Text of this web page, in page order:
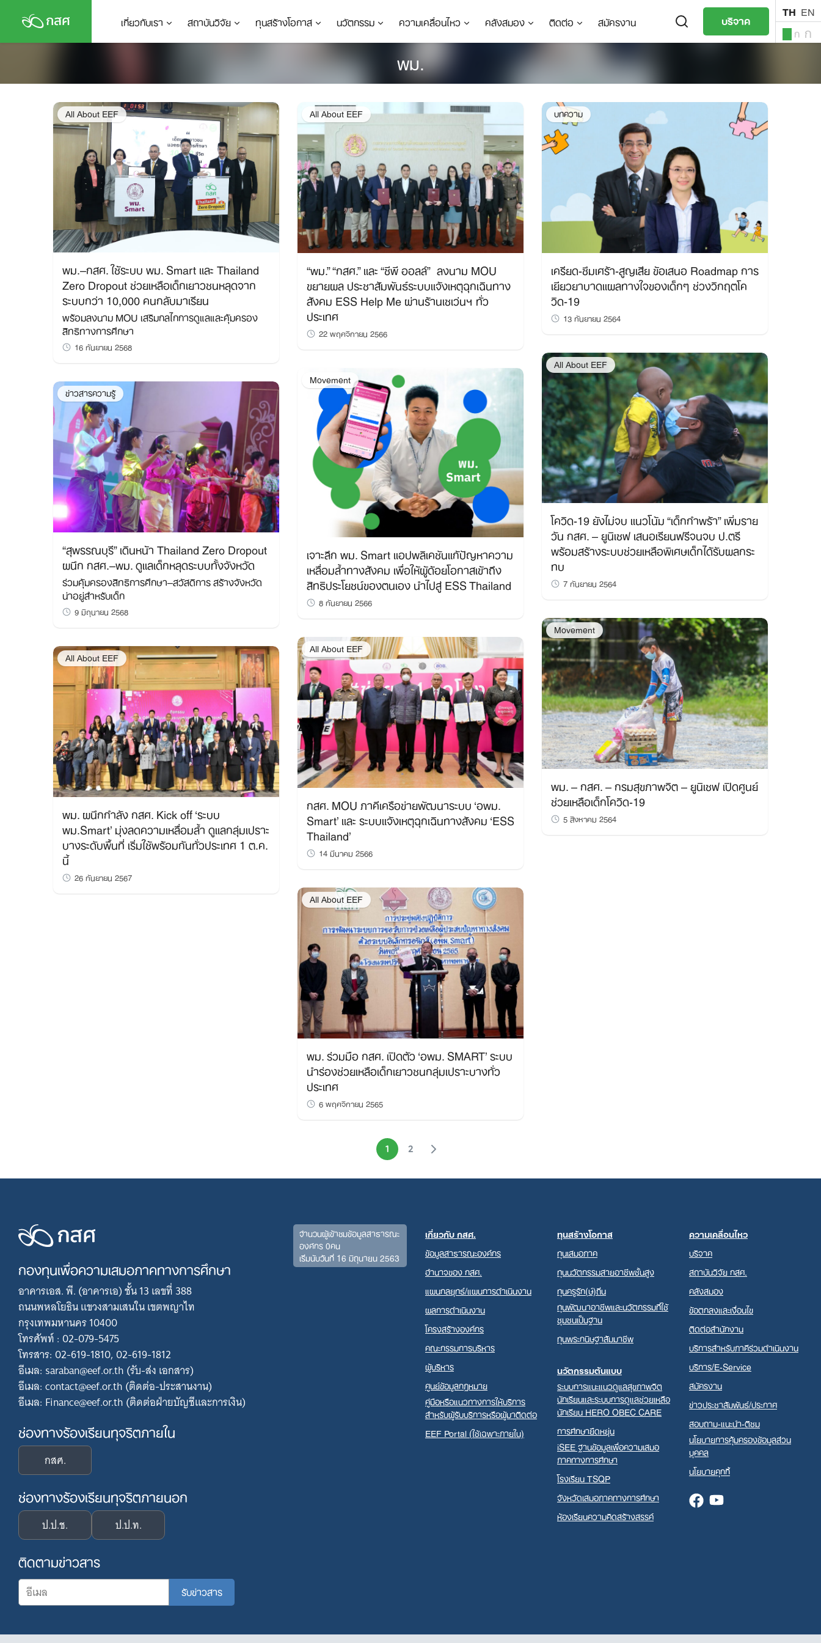
content
เกี่ยวกับเรา สถาบันวิจัย ทุนสร้างโอกาส นวัตกรรม ความเคลื่อนไหว คลังสมอง ติดต่อ สมัครงาน บริจาค TH EN
ก ก
Search
for:
พม.
All About EEF
พม.–กสศ. ใช้ระบบ พม. Smart และ Thailand
Zero Dropout ช่วยเหลือเด็กเยาวชนหลุดจาก
ระบบกว่า 10,000 คนกลับมาเรียน
พร้อมลงนาม MOU เสริมกลไกการดูแลและคุ้มครอง
สิทธิทางการศึกษา
16 กันยายน 2568
ข่าวสารความรู้
“สุพรรณบุรี” เดินหน้า Thailand Zero Dropout
ผนึก กสศ.–พม. ดูแลเด็กหลุดระบบทั้งจังหวัด
ร่วมคุ้มครองสิทธิการศึกษา–สวัสดิการ สร้างจังหวัด
น่าอยู่สำหรับเด็ก
9 มิถุนายน 2568
All About EEF
พม. ผนึกกำลัง กสศ. Kick off ‘ระบบ
พม.Smart’ มุ่งลดความเหลื่อมล้ำ ดูแลกลุ่มเปราะ
บางระดับพื้นที่ เริ่มใช้พร้อมกันทั่วประเทศ 1 ต.ค.
นี้
26 กันยายน 2567
All About EEF
“พม.” “กสศ.” และ “ซีพี ออลล์” ลงนาม MOU
ขยายผล ประชาสัมพันธ์ระบบแจ้งเหตุฉุกเฉินทาง
สังคม ESS Help Me ผ่านร้านเซเว่นฯ ทั่ว
ประเทศ
22 พฤศจิกายน 2566
Movement
เจาะลึก พม. Smart แอปพลิเคชันแก้ปัญหาความ
เหลื่อมล้ำทางสังคม เพื่อให้ผู้ด้อยโอกาสเข้าถึง
สิทธิประโยชน์ของตนเอง นำไปสู่ ESS Thailand
8 กันยายน 2566
All About EEF
กสศ. MOU ภาคีเครือข่ายพัฒนาระบบ ‘อพม.
Smart’ และ ระบบแจ้งเหตุฉุกเฉินทางสังคม ‘ESS
Thailand’
14 มีนาคม 2566
All About EEF
พม. ร่วมมือ กสศ. เปิดตัว ‘อพม. SMART’ ระบบ
นำร่องช่วยเหลือเด็กเยาวชนกลุ่มเปราะบางทั่ว
ประเทศ
6 พฤศจิกายน 2565
บทความ
เครียด-ซึมเศร้า-สูญเสีย ข้อเสนอ Roadmap การ
เยียวยาบาดแผลทางใจของเด็กๆ ช่วงวิกฤตโค
วิด-19
13 กันยายน 2564
All About EEF
โควิด-19 ยังไม่จบ แนวโน้ม “เด็กกำพร้า” เพิ่มราย
วัน กสศ. – ยูนิเซฟ เสนอเรียนฟรีจนจบ ป.ตรี
พร้อมสร้างระบบช่วยเหลือพิเศษเด็กได้รับผลกระ
ทบ
7 กันยายน 2564
Movement
พม. – กสศ. – กรมสุขภาพจิต – ยูนิเซฟ เปิดศูนย์
ช่วยเหลือเด็กโควิด-19
5 สิงหาคม 2564
1 2
กองทุนเพื่อความเสมอภาคทางการศึกษา
อาคารเอส. พี. (อาคารเอ) ชั้น 13 เลขที่ 388
ถนนพหลโยธิน แขวงสามเสนใน เขตพญาไท
กรุงเทพมหานคร 10400
โทรศัพท์ : 02-079-5475
โทรสาร: 02-619-1810, 02-619-1812
อีเมล: saraban@eef.or.th (รับ-ส่ง เอกสาร)
อีเมล: contact@eef.or.th (ติดต่อ-ประสานงาน)
อีเมล: Finance@eef.or.th (ติดต่อฝ่ายบัญชีและการเงิน)
ช่องทางร้องเรียนทุจริตภายใน
กสศ.
ช่องทางร้องเรียนทุจริตภายนอก
ป.ป.ช. ป.ป.ท.
ติดตามข่าวสาร
จำนวนผู้เข้าชมข้อมูลสาธารณะ
องค์กร 0คน
เริ่มนับวันที่ 16 มิถุนายน 2563
เกี่ยวกับ กสศ.
ข้อมูลสาธารณะองค์กร
อำนาจของ กสศ.
แผนกลยุทธ์/แผนการดำเนินงาน
ผลการดำเนินงาน
โครงสร้างองค์กร
คณะกรรมการบริหาร
ผู้บริหาร
ศูนย์ข้อมูลกฎหมาย
คู่มือหรือแนวทางการให้บริการ
สำหรับผู้รับบริการหรือผู้มาติดต่อ
EEF Portal (ใช้เฉพาะภายใน)
ทุนสร้างโอกาส
ทุนเสมอภาค
ทุนนวัตกรรมสายอาชีพชั้นสูง
ทุนครูรัก(ษ์)ถิ่น
ทุนพัฒนาอาชีพและนวัตกรรมที่ใช้
ชุมชนเป็นฐาน
ทุนพระกนิษฐาสัมมาชีพ
นวัตกรรมต้นแบบ
ระบบการแนะแนวดูแลสุขภาพจิต
นักเรียนและระบบการดูแลช่วยเหลือ
นักเรียน HERO OBEC CARE
การศึกษายืดหยุ่น
iSEE ฐานข้อมูลเพื่อความเสมอ
ภาคทางการศึกษา
โรงเรียน TSQP
จังหวัดเสมอภาคทางการศึกษา
ห้องเรียนความคิดสร้างสรรค์
ความเคลื่อนไหว
บริจาค
สถาบันวิจัย กสศ.
คลังสมอง
ข้อตกลงและเงื่อนไข
ติดต่อสำนักงาน
บริการสำหรับภาคีร่วมดำเนินงาน
บริการ/E-Service
สมัครงาน
ข่าวประชาสัมพันธ์/ประกาศ
สอบถาม-แนะนำ-ติชม
นโยบายการคุ้มครองข้อมูลส่วน
บุคคล
นโยบายคุกกี้
FacebookYoutube